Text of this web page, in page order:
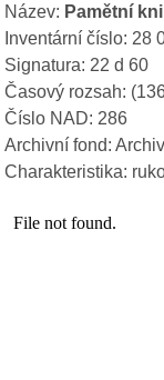
Název: Pamětní
Inventární číslo: 28
Signatura: 22 d 60
Časový rozsah:
Číslo NAD: 286
Archivní fond:
Charakteristika: